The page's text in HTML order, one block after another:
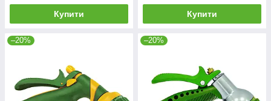
Купити Купити
–20% –20%